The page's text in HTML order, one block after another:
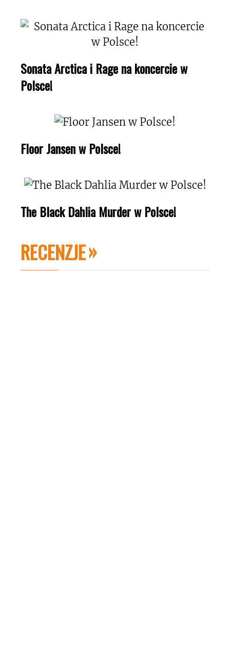
Sonata Arctica i Rage na koncercie w
Polsce!
Floor Jansen w Polsce!
The Black Dahlia Murder w Polsce!
RECENZJE